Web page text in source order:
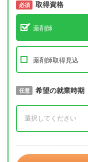
必須 取得資格
薬剤師
薬剤師取得見込
必須 取得予定年
任意 希望の就業時期